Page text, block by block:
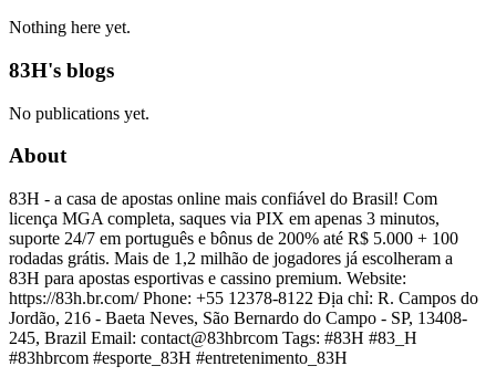
Nothing here yet.
83H's blogs
No publications yet.
About
83H - a casa de apostas online mais confiável do Brasil! Com
licença MGA completa, saques via PIX em apenas 3 minutos,
suporte 24/7 em português e bônus de 200% até R$ 5.000 + 100
rodadas grátis. Mais de 1,2 milhão de jogadores já escolheram a
83H para apostas esportivas e cassino premium. Website:
https://83h.br.com/ Phone: +55 12378-8122 Địa chỉ: R. Campos do
Jordão, 216 - Baeta Neves, São Bernardo do Campo - SP, 13408-
245, Brazil Email: contact@83hbrcom Tags: #83H #83_H
#83hbrcom #esporte_83H #entretenimento_83H